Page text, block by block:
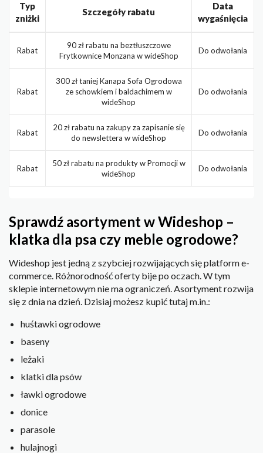
Typ
zniżki
Szczegóły rabatu
Data
wygaśnięcia
Rabat
90 zł rabatu na beztłuszczowe
Frytkownice Monzana w wideShop
Do odwołania
Rabat
300 zł taniej Kanapa Sofa Ogrodowa
ze schowkiem i baldachimem w
wideShop
Do odwołania
Rabat
20 zł rabatu na zakupy za zapisanie się
do newslettera w wideShop
Do odwołania
Rabat
50 zł rabatu na produkty w Promocji w
wideShop
Do odwołania
Sprawdź asortyment w Wideshop –
klatka dla psa czy meble ogrodowe?
Wideshop jest jedną z szybciej rozwijających się platform e-
commerce. Różnorodność oferty bije po oczach. W tym
sklepie internetowym nie ma ograniczeń. Asortyment rozwija
się z dnia na dzień. Dzisiaj możesz kupić tutaj m.in.:
huśtawki ogrodowe
baseny
leżaki
klatki dla psów
ławki ogrodowe
donice
parasole
hulajnogi